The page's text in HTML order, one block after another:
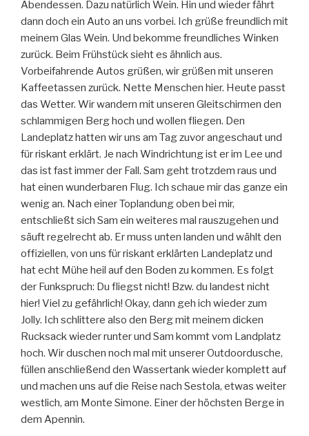
Abendessen. Dazu natürlich Wein. Hin und wieder fährt
dann doch ein Auto an uns vorbei. Ich grüße freundlich mit
meinem Glas Wein. Und bekomme freundliches Winken
zurück. Beim Frühstück sieht es ähnlich aus.
Vorbeifahrende Autos grüßen, wir grüßen mit unseren
Kaffeetassen zurück. Nette Menschen hier. Heute passt
das Wetter. Wir wandern mit unseren Gleitschirmen den
schlammigen Berg hoch und wollen fliegen. Den
Landeplatz hatten wir uns am Tag zuvor angeschaut und
für riskant erklärt. Je nach Windrichtung ist er im Lee und
das ist fast immer der Fall. Sam geht trotzdem raus und
hat einen wunderbaren Flug. Ich schaue mir das ganze ein
wenig an. Nach einer Toplandung oben bei mir,
entschließt sich Sam ein weiteres mal rauszugehen und
säuft regelrecht ab. Er muss unten landen und wählt den
offiziellen, von uns für riskant erklärten Landeplatz und
hat echt Mühe heil auf den Boden zu kommen. Es folgt
der Funkspruch: Du fliegst nicht! Bzw. du landest nicht
hier! Viel zu gefährlich! Okay, dann geh ich wieder zum
Jolly. Ich schlittere also den Berg mit meinem dicken
Rucksack wieder runter und Sam kommt vom Landplatz
hoch. Wir duschen noch mal mit unserer Outdoordusche,
füllen anschließend den Wassertank wieder komplett auf
und machen uns auf die Reise nach Sestola, etwas weiter
westlich, am Monte Simone. Einer der höchsten Berge in
dem Apennin.